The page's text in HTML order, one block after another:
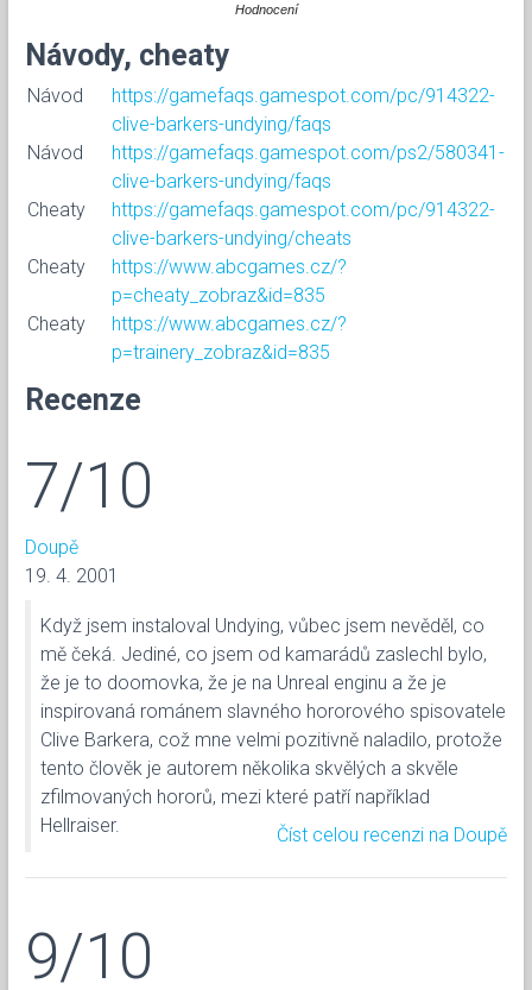
Hodnocení
Návody, cheaty
Návod
https://gamefaqs.gamespot.com/pc/914322-
clive-barkers-undying/faqs
Návod
https://gamefaqs.gamespot.com/ps2/580341-
clive-barkers-undying/faqs
Cheaty
https://gamefaqs.gamespot.com/pc/914322-
clive-barkers-undying/cheats
Cheaty
https://www.abcgames.cz/?
p=cheaty_zobraz&id=835
Cheaty
https://www.abcgames.cz/?
p=trainery_zobraz&id=835
Recenze
7/10
Doupě
19. 4. 2001
Když jsem instaloval Undying, vůbec jsem nevěděl, co
mě čeká. Jediné, co jsem od kamarádů zaslechl bylo,
že je to doomovka, že je na Unreal enginu a že je
inspirovaná románem slavného hororového spisovatele
Clive Barkera, což mne velmi pozitivně naladilo, protože
tento člověk je autorem několika skvělých a skvěle
zfilmovaných hororů, mezi které patří například
Hellraiser.
Číst celou recenzi na Doupě
9/10